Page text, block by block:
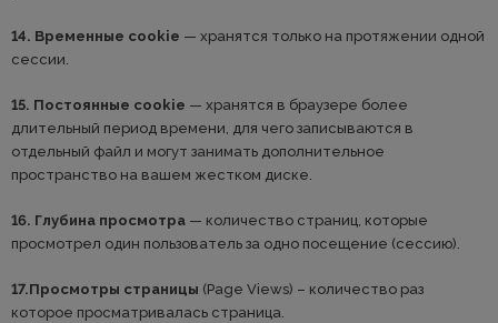
14. Временные cookie — хранятся только на протяжении одной
сессии.
15. Постоянные cookie — хранятся в браузере более
длительный период времени, для чего записываются в
отдельный файл и могут занимать дополнительное
пространство на вашем жестком диске.
16. Глубина просмотра — количество страниц, которые
просмотрел один пользователь за одно посещение (сессию).
17.Просмотры страницы (Page Views) – количество раз
которое просматривалась страница.